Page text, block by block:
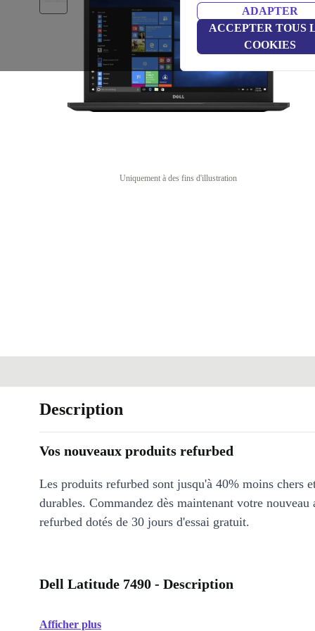
ADAPTER
ACCEPTER TOUS
COOKIES
Uniquement à des fins d'illustration
Description
Vos nouveaux produits refurbed
Les produits refurbed sont jusqu'à 40% moins chers
durables. Commandez dès maintenant votre nouveau
refurbed dotés de 30 jours d'essai gratuit.
Dell Latitude 7490 - Description
Afficher plus